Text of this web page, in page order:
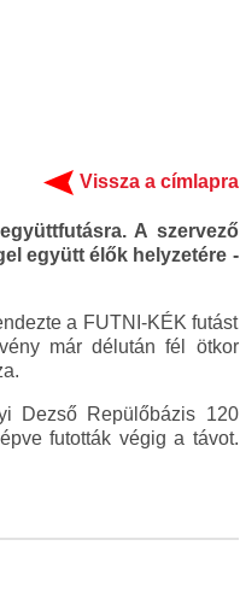
Vissza a címlapra
A szervező
együtt élők helyzetére -
a FUTNI-KÉK futást
már délután fél ötkor
Dezső Repülőbázis 120
futották végig a távot.